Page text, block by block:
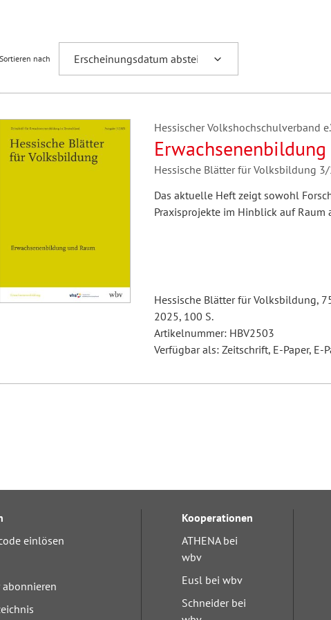
Sortieren nach
Hessischer Volkshochschulverband
Erwachsenenbildung
Hessische Blätter für Volksbildung
Das aktuelle Heft zeigt sowohl
Praxisprojekte im Hinblick auf
Hessische Blätter für Volksbildung,
2025, 100 S.
Artikelnummer: HBV2503
Verfügbar als: Zeitschrift, E-Paper, E-
einlösen
Kooperationen
ATHENA bei
wbv
Eusl bei wbv
Schneider bei